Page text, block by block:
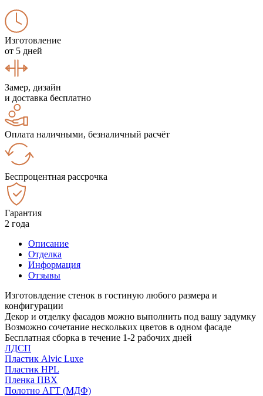
Изготовление
от 5 дней
Замер, дизайн
и доставка бесплатно
Оплата наличными, безналичный расчёт
Беспроцентная рассрочка
Гарантия
2 года
Описание
Отделка
Информация
Отзывы
Изготовлдение стенок в гостиную любого размера и
конфигурации
Декор и отделку фасадов можно выполнить под вашу задумку
Возможно сочетание нескольких цветов в одном фасаде
Бесплатная сборка в течение 1-2 рабочих дней
ЛДСП
Пластик Alvic Luxe
Пластик HPL
Пленка ПВХ
Полотно АГТ (МДФ)